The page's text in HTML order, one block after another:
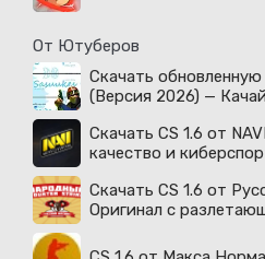
От Ютуберов
Скачать обновленную
(Версия 2026) —
Скачать CS 1.6 от
качество и
Скачать CS 1.6 от
Оригинал с